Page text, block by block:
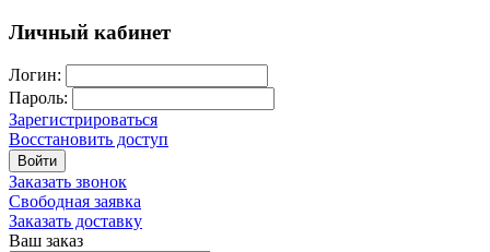
Личный кабинет
Логин:
Пароль:
Зарегистрироваться
Восстановить доступ
Войти
Заказать звонок
Свободная заявка
Заказать доставку
Ваш заказ